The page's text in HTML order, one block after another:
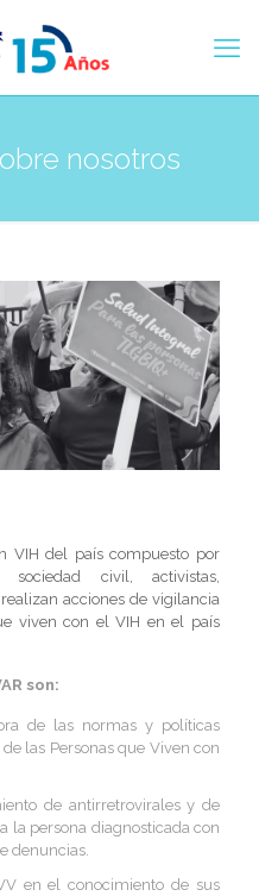
nosotros
VIH del país compuesto por
civil, activistas,
acciones de vigilancia
viven con el VIH en el país
son:
de las normas y políticas
las Personas que Viven con
de antirretrovirales y de
la persona diagnosticada con
denuncias.
en elconocimiento de sus